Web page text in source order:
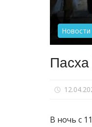
Новости
В ночь с